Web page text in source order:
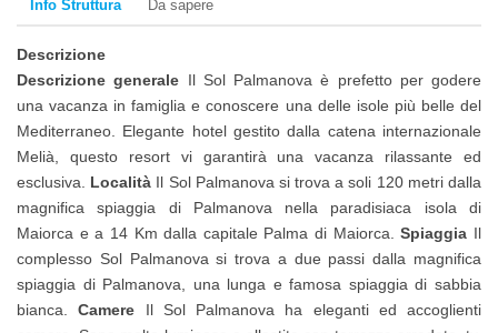
Info Struttura Da sapere
Descrizione
Descrizione generale Il Sol Palmanova è prefetto per godere
una vacanza in famiglia e conoscere una delle isole più belle del
Mediterraneo. Elegante hotel gestito dalla catena internazionale
Melià, questo resort vi garantirà una vacanza rilassante ed
esclusiva. Località Il Sol Palmanova si trova a soli 120 metri dalla
magnifica spiaggia di Palmanova nella paradisiaca isola di
Maiorca e a 14 Km dalla capitale Palma di Maiorca.Spiaggia Il
complesso Sol Palmanova si trova a due passi dalla magnifica
spiaggia di Palmanova, una lunga e famosa spiaggia di sabbia
bianca.Camere Il Sol Palmanova ha eleganti ed accoglienti